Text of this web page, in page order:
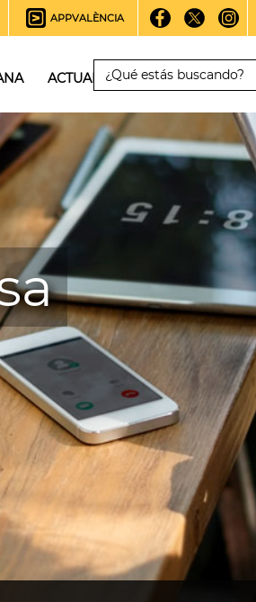
APPVALÈNCIA
ACTUALIDAD